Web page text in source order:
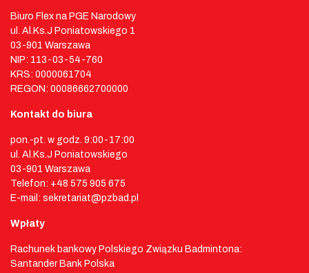
Biuro Flex na PGE Narodowy
ul. Al.Ks.J Poniatowskiego 1
03-901 Warszawa
NIP: 113-03-54-760
KRS: 0000061704
REGON: 00086662700000
Kontakt do biura
pon.-pt. w godz. 9:00-17:00
ul. Al.Ks.J Poniatowskiego
03-901 Warszawa
Telefon: +48 575 905 675
E-mail: sekretariat@pzbad.pl
Wpłaty
Rachunek bankowy Polskiego Związku Badmintona:
Santander Bank Polska